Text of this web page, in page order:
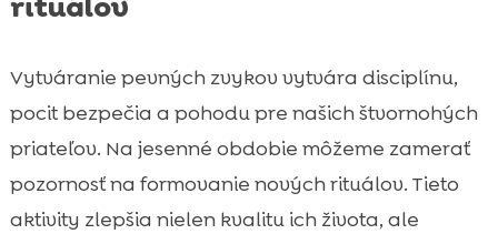
Vytváranie pevných zvykov vytvára disciplínu,
pocit bezpečia a pohodu pre našich štvornohých
priateľov. Na jesenné obdobie môžeme zamerať
pozornosť na formovanie nových rituálov. Tieto
aktivity zlepšia nielen kvalitu ich života, ale